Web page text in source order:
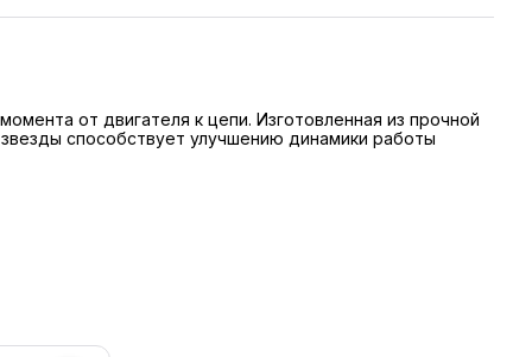
от двигателя к цепи. Изготовленная из прочной
способствует улучшению динамики работы